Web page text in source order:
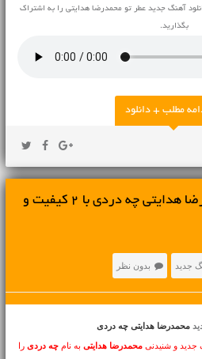
آهنگ جدید عطر تو محمدرضا هدایتی را به اشتراک
بگذارید.
مطلب + دانلود
دانلود آهنگ جديد محمدرضا هدایتی چه دردی با 2 کیفیت و
جدید بدون نظر
محمدرضا هدایتی چه دردی
جدید و شنیدنیمحمدرضا هدایتی به نامچه دردی را